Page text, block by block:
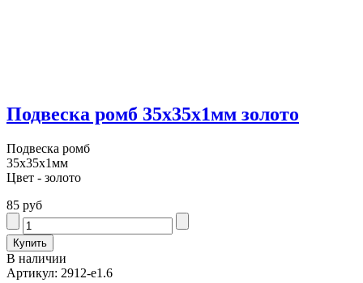
Подвеска ромб 35х35х1мм золото
Подвеска ромб
35х35х1мм
Цвет - золото
85 руб
В наличии
Артикул: 2912-e1.6